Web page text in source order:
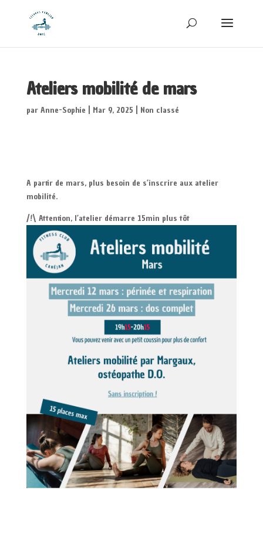
Ateliers mobilité de mars
par Anne-Sophie Mar 9, 2025 Non classé
A partir de mars, plus besoin de s’inscrire aux atelier
mobilité.
/!\ Attention, l’atelier démarre 15min plus tôt